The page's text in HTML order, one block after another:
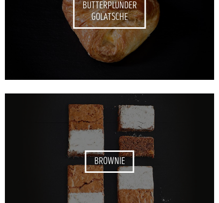
BUTTERPLUNDER
GOLATSCHE
BROWNIE